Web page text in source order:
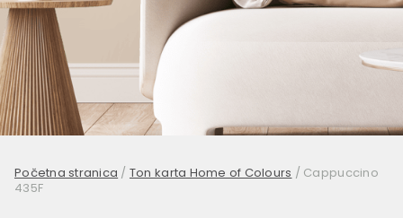
Početna stranica / Ton karta Home of Colours / Cappuccino
435F